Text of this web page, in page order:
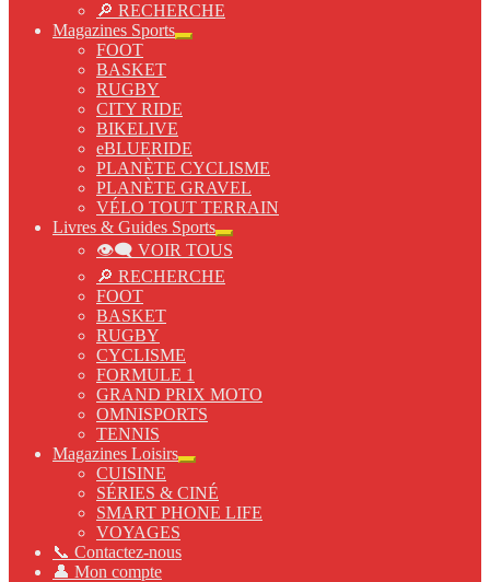
🔎 RECHERCHE
Magazines Sports
Ouvrir
FOOT
BASKET
RUGBY
CITY RIDE
BIKELIVE
eBLUERIDE
PLANÈTE CYCLISME
PLANÈTE GRAVEL
VÉLO TOUT TERRAIN
Livres & Guides Sports
Ouvrir
le
menu
enfant
👁‍🗨 VOIR TOUS
🔎 RECHERCHE
FOOT
BASKET
RUGBY
CYCLISME
FORMULE 1
GRAND PRIX MOTO
OMNISPORTS
TENNIS
Magazines Loisirs
Ouvrir
le
menu
enfant
CUISINE
SÉRIES & CINÉ
SMART PHONE LIFE
VOYAGES
📞 Contactez-nous
👤 Mon compte